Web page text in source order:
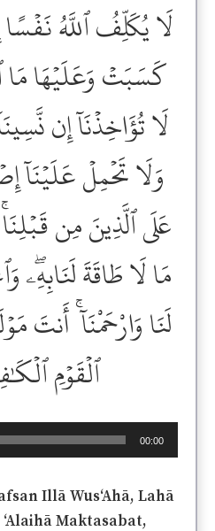
لَا يُكَلِّفُ ٱللَّهُ نَفۡسًا
كَسَبَتۡ وَعَلَيۡهَا
لَا تُؤَاخِذۡنَآ إِن
وَلَا تَحۡمِلۡ عَلَيۡنَآ
عَلَى ٱلَّذِينَ مِن
مَا لَا طَاقَةَ
لَنَا وَارْحَمْنَآ ۚ أَنتَ
ٱلۡقَوۡمِ
00:00
Illā Wus‘Ahā, Lahā
Maktasabat,